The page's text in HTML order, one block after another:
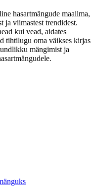
hasartmängude maailma,
ja viimastest trendidest.
kui vead, aidates
tihtilugu oma väikses kirjas
mängimist ja